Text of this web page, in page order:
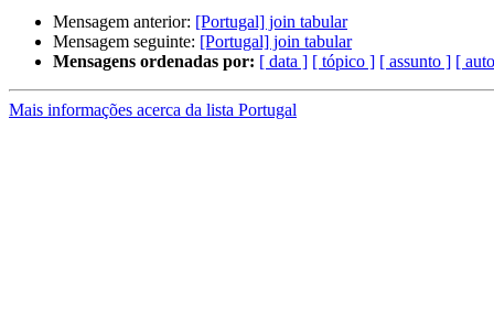
Mensagem anterior: [Portugal] join tabular
Mensagem seguinte: [Portugal] join tabular
Mensagens ordenadas por: [ data ] [ tópico ] [ assunto ] [
Mais informações acerca da lista Portugal